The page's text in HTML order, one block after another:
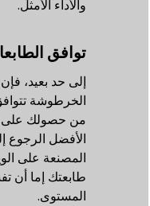
والأداء الأمثل.
توافق
إلى حد بعيد، فإن
الخرطوشة
من حصولك على
الأفضل الرجوع
المصنعة على
طابعتك إما أن
المستوى.